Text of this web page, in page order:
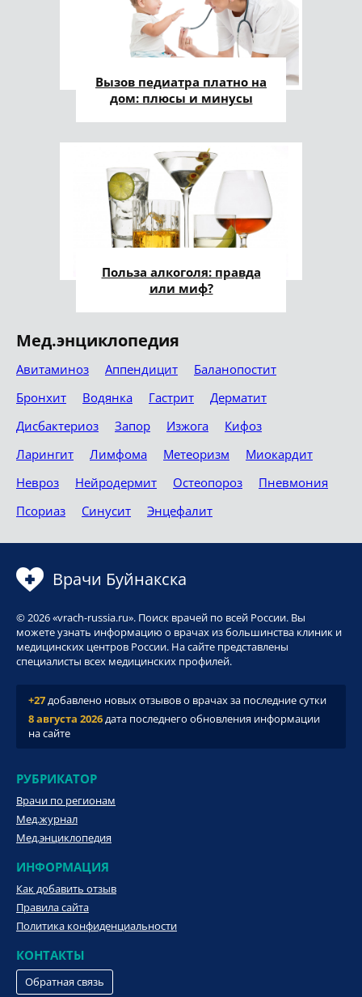
Вызов педиатра платно на
дом: плюсы и минусы
Польза алкоголя: правда
или миф?
Мед.энциклопедия
Авитаминоз Аппендицит
Баланопостит
Бронхит
Водянка Гастрит
Дерматит
Дисбактериоз
Запор Изжога
Кифоз
Ларингит
Лимфома Метеоризм
Миокардит
Невроз
Нейродермит Остеопороз
Пневмония
Псориаз
Синусит Энцефалит
Врачи Буйнакска
© 2026 «vrach-russia.ru». Поиск врачей по всей России. Вы
можете узнать информацию о врачах из большинства клиник и
медицинских центров России. На сайте представлены
специалисты всех медицинских профилей.
+27добавлено новых отзывов о врачах за последние сутки
8 августа 2026дата последнего обновления информации
на сайте
РУБРИКАТОР
Врачи по регионам
Мед.журнал
Мед.энциклопедия
ИНФОРМАЦИЯ
Как добавить отзыв
Правила сайта
Политика конфиденциальности
КОНТАКТЫ
Обратная связь